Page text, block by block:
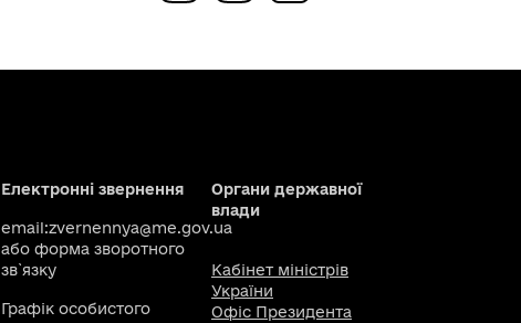
Електронні звернення
email:zvernennya@me.gov.ua
або форма зворотного
зв`язку
Графік особистого
Органи державної
влади
Кабінет міністрів
України
Офіс Президента